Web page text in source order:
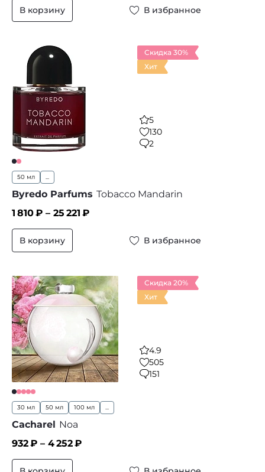
В корзину В избранное
Скидка 30%
Хит
5
130
2
50 мл ...
Byredo Parfums Tobacco Mandarin
1 810₽ – 25 221 ₽
В корзину В избранное
Скидка 20%
Хит
4.9
505
151
30 мл 50 мл 100 мл ...
Cacharel Noa
932₽ – 4 252₽